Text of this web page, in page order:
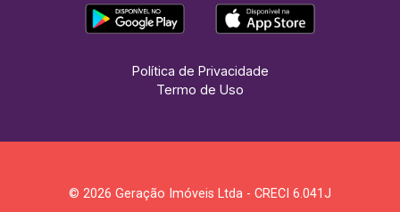
Política de Privacidade
Termo de Uso
© 2026 Geração Imóveis Ltda - CRECI 6.041J